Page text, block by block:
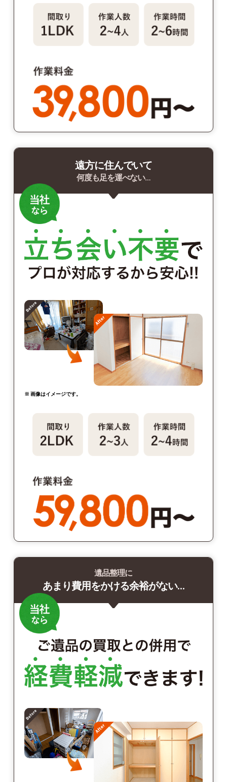
遠方に住んでいて
何度も足を運べない…
※ 画像はイメージです。
遺品整理に
あまり費用をかける余裕がない…